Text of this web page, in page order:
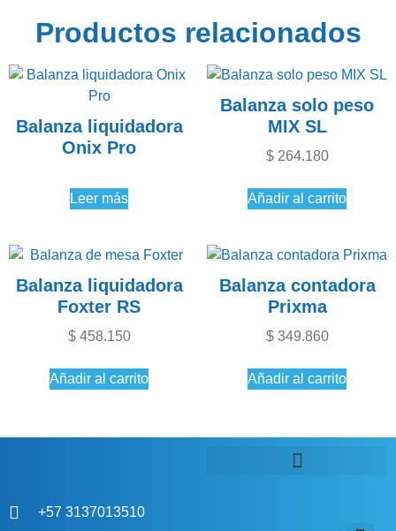
Productos relacionados
Balanza liquidadora
Onix Pro
Leer más
Balanza solo peso
MIX SL
$264.180
Añadir al carrito
Balanza liquidadora
Foxter RS
$458.150
Añadir al carrito
Balanza contadora
Prixma
$349.860
Añadir al carrito
+57 3137013510